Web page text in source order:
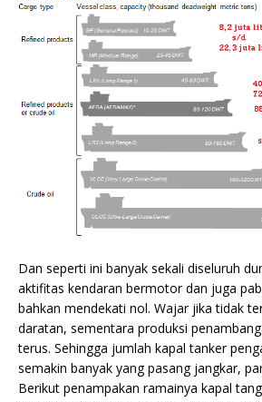
Dan seperti ini banyak sekali diseluruh
aktifitas kendaran bermotor dan juga
bahkan mendekati nol. Wajar jika tidak
daratan, sementara produksi
terus. Sehingga jumlah kapal tanker
semakin banyak yang pasang jangkar,
Berikut penampakan ramainya kapal